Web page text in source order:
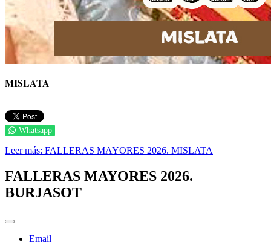
MISLATA
Whatsapp
Leer más: FALLERAS MAYORES 2026. MISLATA
FALLERAS MAYORES 2026.
BURJASOT
Email